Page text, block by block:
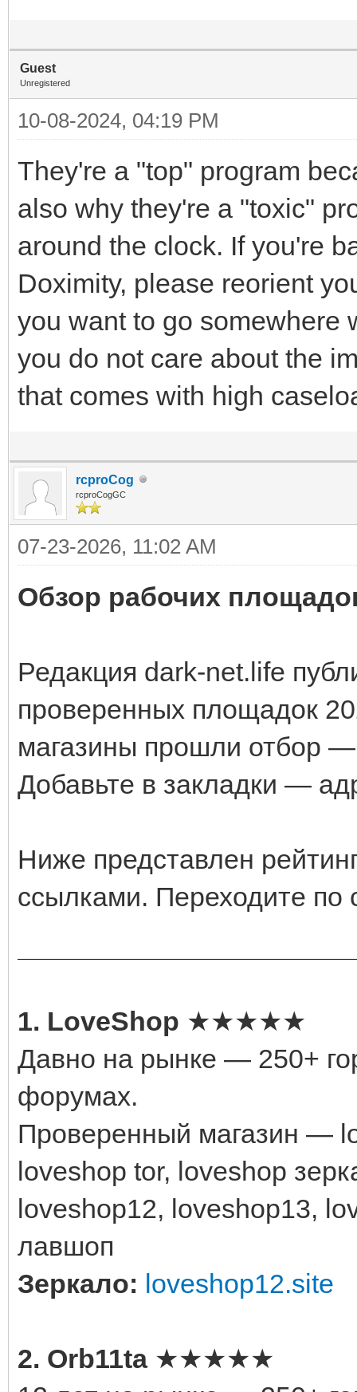
Guest
Unregistered
10-08-2024, 04:19 PM
They're a "top" program
also why they're a "toxic"
around the clock. If you're
Doximity, please reorient
you want to go somewhere
you do not care about the
that comes with high
rcproCog
rcproCogGC
07-23-2026, 11:02 AM
Обзор рабочих
Редакция dark-net.life
проверенных площадок
магазины прошли отбор
Добавьте в закладки —
Ниже представлен
ссылками. Переходите по
1. LoveShop ★★★★★
Давно на рынке — 250+
форумах.
Проверенный магазин —
loveshop tor, loveshop
loveshop12, loveshop13,
лавшоп
Зеркало: loveshop12.site
2. Orb11ta★★★★★